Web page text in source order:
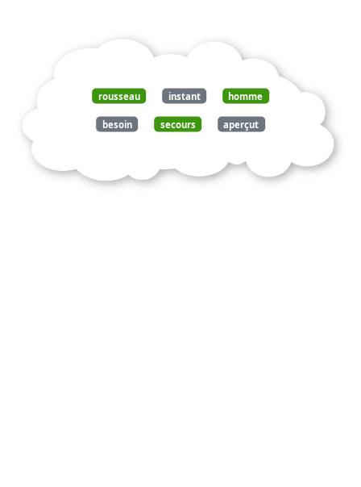
rousseau instant homme
besoin secours aperçut
disparut propriété introduisit